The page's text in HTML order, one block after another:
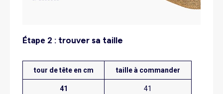
étape 2 : trouver sa taille
tour de tête en cm taille à commander
41 41